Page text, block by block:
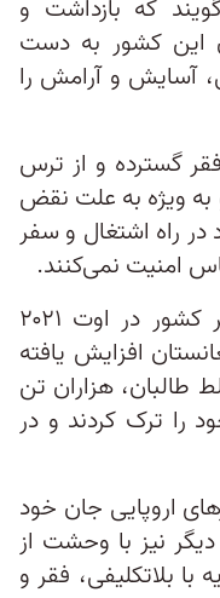
که بازداشت و
این کشور به دست
آسایش و آرامش را
گسترده و از ‌ترس
ویژه به علت نقض
راه اشتغال و سفر
امنیت نمی‌کنند.
با آنکه پیش از تسلط طالبان بر کشور در اوت ۲۰۲۱
افزایش یافته
طالبان، هزاران تن
را‌ ترک کردند و در
اروپایی جان خود
نیز با وحشت از
بلاتکلیفی، فقر و